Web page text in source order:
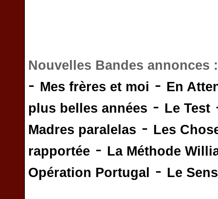
Nouvelles Bandes annonces
- Mes frères et moi - En
plus belles années - Le Test
Madres paralelas - Les
rapportée - La Méthode
Opération Portugal
- Le